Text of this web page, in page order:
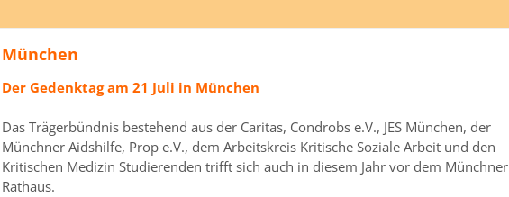
München
Der Gedenktag am 21 Juli in München
Das Trägerbündnis bestehend aus der Caritas, Condrobs e.V., JES München, der
Münchner Aidshilfe, Prop e.V., dem Arbeitskreis Kritische Soziale Arbeit und den
Kritischen Medizin Studierenden trifft sich auch in diesem Jahr vor dem Münchner
Rathaus.